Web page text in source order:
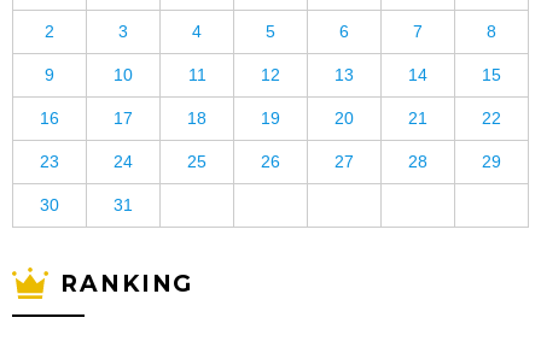
2 3 4 5 6 7 8
9 10 11 12 13 14 15
16 17 18 19 20 21 22
23 24 25 26 27 28 29
30 31
RANKING